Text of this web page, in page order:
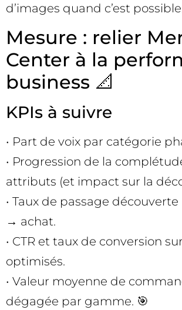
d’images quand c’est possible.
Mesure : relier
Center à la
business 📐
KPIs à suivre
• Part de voix par catégorie
• Progression de la
attributs (et impact sur la
• Taux de passage
→ achat.
• CTR et taux de conversion
optimisés.
• Valeur moyenne de
dégagée par gamme. 🎯